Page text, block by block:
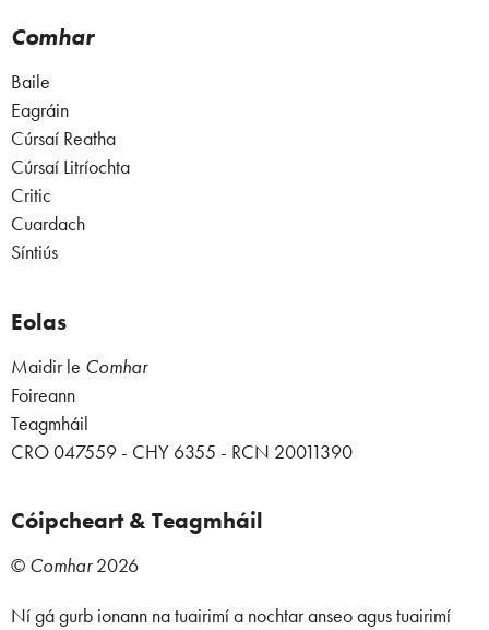
Comhar
Baile
Eagráin
Cúrsaí Reatha
Cúrsaí Litríochta
Critic
Cuardach
Síntiús
Eolas
Maidir le Comhar
Foireann
Teagmháil
CRO 047559 - CHY 6355 - RCN 20011390
Cóipcheart & Teagmháil
© Comhar2026
Ní gá gurb ionann na tuairimí a nochtar anseo agus tuairimí